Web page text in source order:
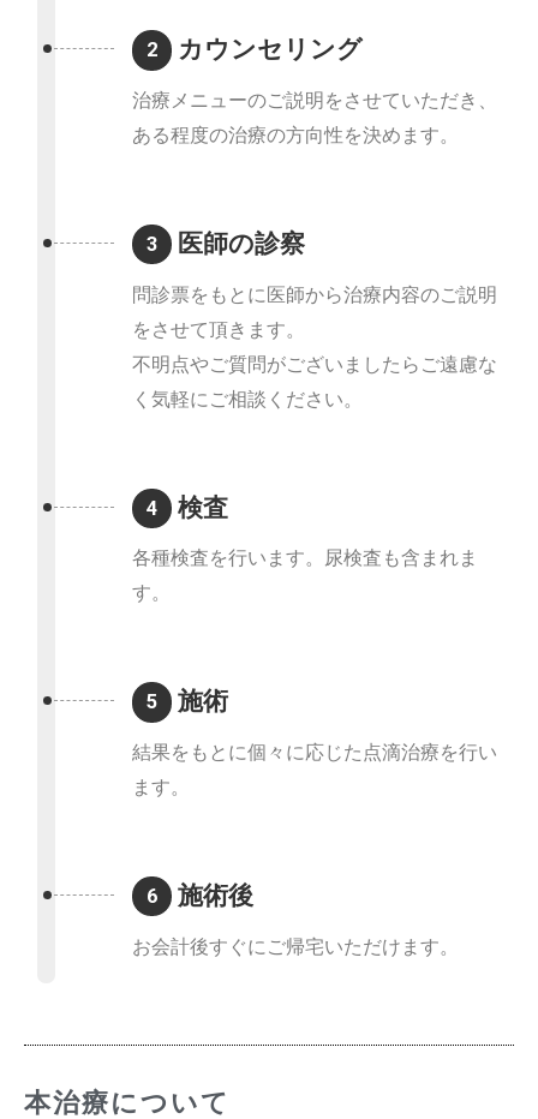
2 カウンセリング
治療メニューのご説明をさせていただき、
ある程度の治療の方向性を決めます。
3 医師の診察
問診票をもとに医師から治療内容のご説明
をさせて頂きます。
不明点やご質問がございましたらご遠慮な
く気軽にご相談ください。
4 検査
各種検査を行います。尿検査も含まれま
す。
5 施術
結果をもとに個々に応じた点滴治療を行い
ます。
6 施術後
お会計後すぐにご帰宅いただけます。
本治療について